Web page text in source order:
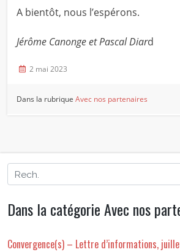
A bientôt, nous l’espérons.
Jérôme Canonge et Pascal Diard
2 mai 2023
Dans la rubriqueAvec nos partenaires
Dans la catégorie Avec nos
Convergence(s) – Lettre d’informations,